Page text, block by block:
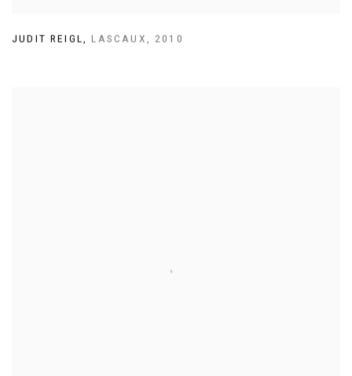
JUDIT REIGL,LASCAUX , 2010